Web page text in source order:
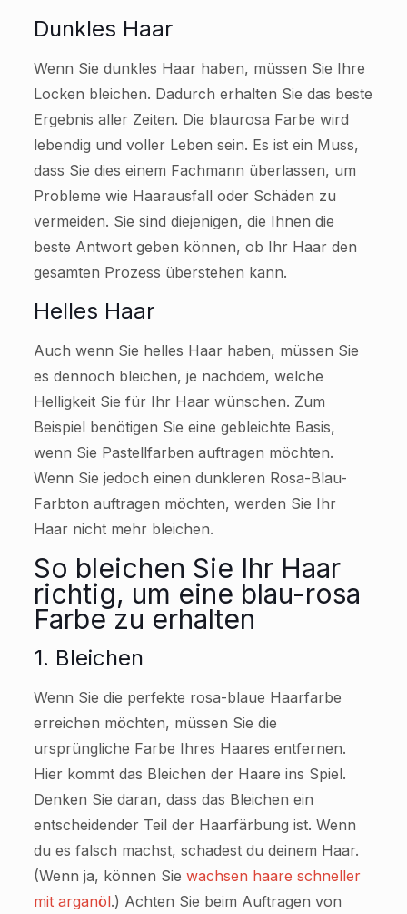
Dunkles Haar
Wenn Sie dunkles Haar haben, müssen Sie Ihre
Locken bleichen. Dadurch erhalten Sie das beste
Ergebnis aller Zeiten. Die blaurosa Farbe wird
lebendig und voller Leben sein. Es ist ein Muss,
dass Sie dies einem Fachmann überlassen, um
Probleme wie Haarausfall oder Schäden zu
vermeiden. Sie sind diejenigen, die Ihnen die
beste Antwort geben können, ob Ihr Haar den
gesamten Prozess überstehen kann.
Helles Haar
Auch wenn Sie helles Haar haben, müssen Sie
es dennoch bleichen, je nachdem, welche
Helligkeit Sie für Ihr Haar wünschen. Zum
Beispiel benötigen Sie eine gebleichte Basis,
wenn Sie Pastellfarben auftragen möchten.
Wenn Sie jedoch einen dunkleren Rosa-Blau-
Farbton auftragen möchten, werden Sie Ihr
Haar nicht mehr bleichen.
So bleichen Sie Ihr Haar
richtig, um eine blau-rosa
Farbe zu erhalten
1. Bleichen
Wenn Sie die perfekte rosa-blaue Haarfarbe
erreichen möchten, müssen Sie die
ursprüngliche Farbe Ihres Haares entfernen.
Hier kommt das Bleichen der Haare ins Spiel.
Denken Sie daran, dass das Bleichen ein
entscheidender Teil der Haarfärbung ist. Wenn
du es falsch machst, schadest du deinem Haar.
(Wenn ja, können Sie wachsen haare schneller
mit arganöl.) Achten Sie beim Auftragen von